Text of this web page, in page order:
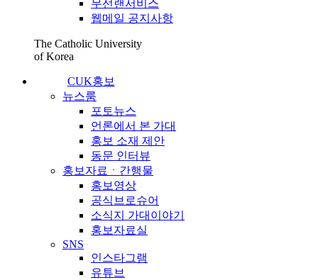
무선랜서비스
웹메일 공지사항
The Catholic University
of Korea
CUK홍보
뉴스룸
포토뉴스
언론에서 본 가대
홍보 소재 제안
동문 인터뷰
홍보자료ㆍ간행물
홍보영상
공식브로슈어
소식지 가대이야기
홍보자료실
SNS
인스타그램
유튜브